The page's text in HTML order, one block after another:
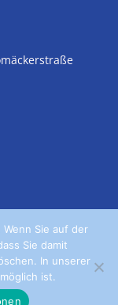
Impressum
Sie auf der
Sie damit
In unserer
ist.